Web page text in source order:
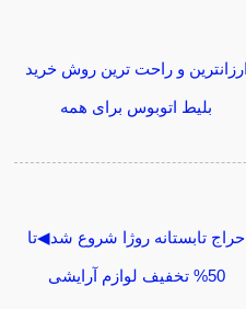
ارزانترین و راحت ترین روش خرید
بلیط اتوبوس برای همه
حراج تابستانه روژا شروع شد◀تا
50% تخفیف لوازم آرایشی